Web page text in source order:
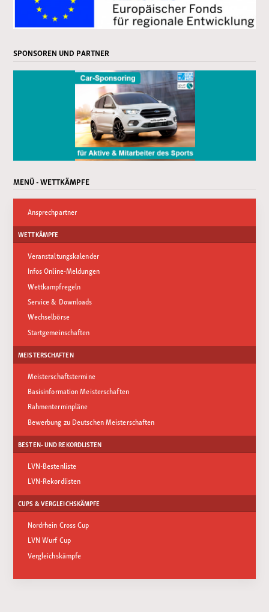
SPONSOREN UND PARTNER
MENÜ - WETTKÄMPFE
Ansprechpartner
WETTKÄMPFE
Veranstaltungskalender
Infos Online-Meldungen
Wettkampfregeln
Service & Downloads
Wechselbörse
Startgemeinschaften
MEISTERSCHAFTEN
Meisterschaftstermine
Basisinformation Meisterschaften
Rahmenterminpläne
Bewerbung zu Deutschen Meisterschaften
BESTEN- UND REKORDLISTEN
LVN-Bestenliste
LVN-Rekordlisten
CUPS & VERGLEICHSKÄMPFE
Nordrhein Cross Cup
LVN Wurf Cup
Vergleichskämpfe